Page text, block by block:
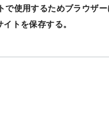
で使用するためブラウザ
トを保存する。